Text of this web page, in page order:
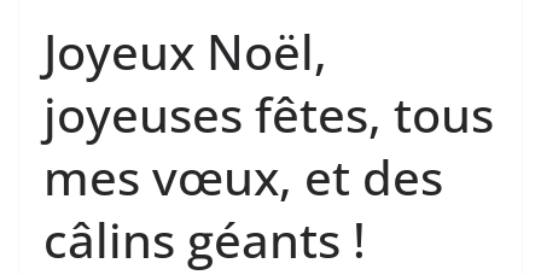
Joyeux Noël,
joyeuses fêtes, tous
mes vœux, et des
câlins géants !